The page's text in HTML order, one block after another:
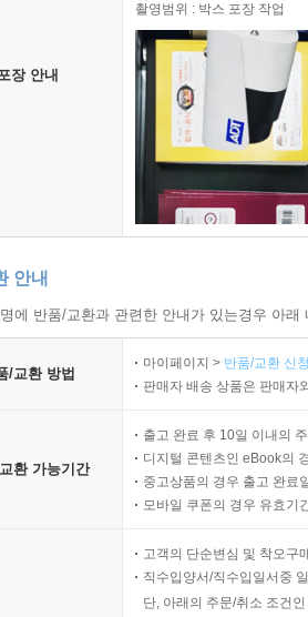
순종하도록 길들이기만 하면 되는 것이
다.
(BC770~BC476)는 봉건주의시대로, ‘人
로 [평민 · 노예]를 가리킨다. 평민은 [농
족들의 소유물이었다. 공자의 수많은
면서 ‘人’과 ‘民’의 구별이 불분명해진다.
민정책에 관한 글이 들어있다는 점은
본이 전해지는 것은 아니다. 전해지는
사유(思惟)하는 방법과 군자의 기개(氣
방법으로 공자는 다음의 ‘4절(四絶)’을
必): 반드시 그렇다고 주장하지마라
固): 끝까지 고집부리지 마라
我): 내가 최고라는 독선에 빠지지 마라
장 안내
촬영범위 : 박스 포장 작업
안내
에 반품/교환과 관련한 안내가 있는경우 아
/교환 방법
마이페이지 > 반품/교환 신
판매자 배송 상품은 판매자
환 가능기간
출고 완료 후 10일 이내의
디지털 콘텐츠인 eBook의
중고상품의 경우 출고 완료
모바일 쿠폰의 경우 유효기
고객의 단순변심 및 착오구
직수입양서/직수입일서중
단, 아래의 주문/취소 조건